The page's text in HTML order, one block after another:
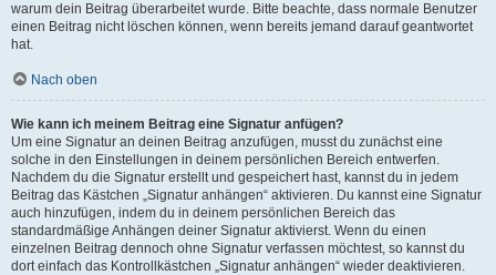
warum dein Beitrag überarbeitet wurde. Bitte beachte, dass normale Benutzer
einen Beitrag nicht löschen können, wenn bereits jemand darauf geantwortet
hat.
Nach oben
Wie kann ich meinem Beitrag eine Signatur anfügen?
Um eine Signatur an deinen Beitrag anzufügen, musst du zunächst eine
solche in den Einstellungen in deinem persönlichen Bereich entwerfen.
Nachdem du die Signatur erstellt und gespeichert hast, kannst du in jedem
Beitrag das Kästchen „Signatur anhängen“ aktivieren. Du kannst eine Signatur
auch hinzufügen, indem du in deinem persönlichen Bereich das
standardmäßige Anhängen deiner Signatur aktivierst. Wenn du einen
einzelnen Beitrag dennoch ohne Signatur verfassen möchtest, so kannst du
dort einfach das Kontrollkästchen „Signatur anhängen“ wieder deaktivieren.